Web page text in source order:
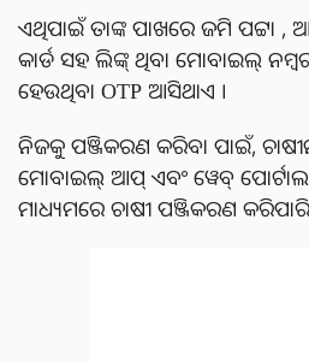
ଏଥିପାଇଁ ତାଙ୍କ ପାଖରେ ଜମି ପଟ୍ଟା ,
କାର୍ଡ ସହ ଲିଙ୍କ୍ ଥିବା ମୋବାଇଲ୍
ହେଉଥିବା OTP ଆସିଥାଏ ।
ନିଜକୁ ପଞ୍ଜିକରଣ କରିବା ପାଇଁ,
ମୋବାଇଲ୍ ଆପ୍ ଏବଂ ୱେବ୍ ପୋର୍ଟାଲ
ମାଧ୍ୟମରେ ଚାଷୀ ପଞ୍ଜିକରଣ